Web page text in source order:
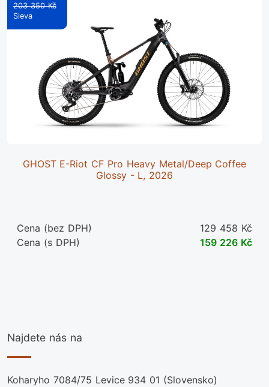
GHOST E-Riot CF Pro Heavy Metal/Deep Coffee
Glossy - L, 2026
203 350 Kč
Cena (bez DPH)
129 458 Kč
Cena (s DPH)
159 226 Kč
Najdete nás na
Koharyho 7084/75 Levice 934 01 (Slovensko)